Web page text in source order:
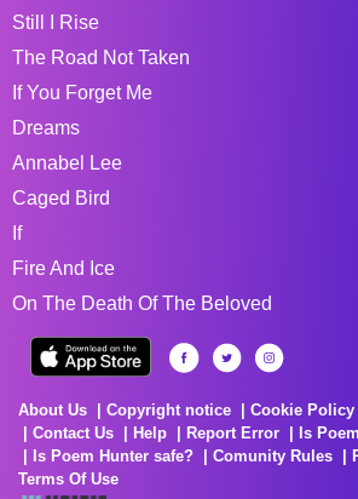
Still I Rise
The Road Not Taken
If You Forget Me
Dreams
Annabel Lee
Caged Bird
If
Fire And Ice
On The Death Of The Beloved
About Us Copyright notice Cookie Policy
Contact Us
Help Report Error
Is
Is Poem Hunter safe?
Comunity Rules
Terms Of Use